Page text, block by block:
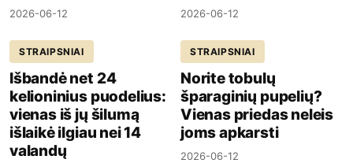
2026-06-12 2026-06-12
STRAIPSNIAI
Išbandė net 24
kelioninius puodelius:
vienas iš jų šilumą
išlaikė ilgiau nei 14
valandų
STRAIPSNIAI
Norite tobulų
šparaginių pupelių?
Vienas priedas neleis
joms apkarsti
2026-06-12